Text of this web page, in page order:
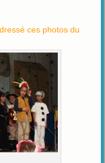
ces photos du